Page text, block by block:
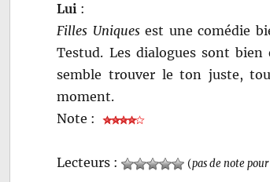
Lui :
Filles Uniquesest une comédie
Testud. Les dialogues sont
semble trouver le ton juste,
moment.
Note :
Lecteurs : (pas de note